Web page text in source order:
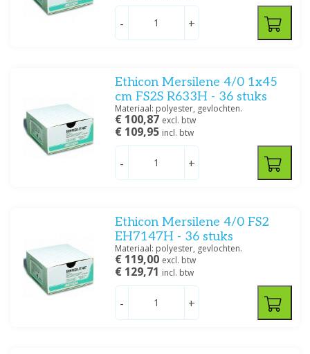
- +
Ethicon Mersilene 4/0 1x45
cm FS2S R633H - 36 stuks
Materiaal: polyester, gevlochten.
€ 100,87 excl. btw
€ 109,95 incl. btw
- +
Ethicon Mersilene 4/0 FS2
EH7147H - 36 stuks
Materiaal: polyester, gevlochten.
€ 119,00 excl. btw
€ 129,71 incl. btw
- +